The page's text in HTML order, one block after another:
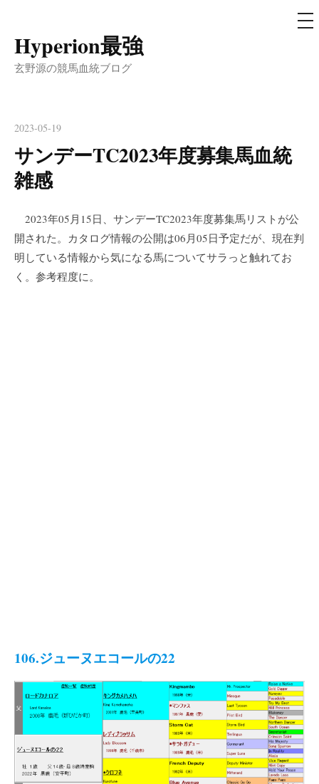
コ
ン
ス
キ
ッ
Hyperion最強
玄野源の競馬血統ブログ
メ
ニ
2023-05-19
サンデーTC2023年度募集馬血統
雑感
2023年05月15日、サンデーTC2023年度募集馬リストが公
開された。カタログ情報の公開は06月05日予定だが、現在判
明している情報から気になる馬についてサラっと触れてお
く。参考程度に。
106.ジューヌエコールの22